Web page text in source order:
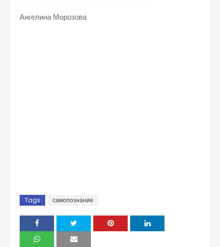
Ангелина Морозова
Tags самопознание